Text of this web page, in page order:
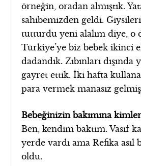
örneğin, oradan almıştık.
sahibemizden geldi.
tutturdu yeni alalım diye, o
Türkiye’ye biz bebek ikinci
dadandık. Zıbınları
gayret ettik. İki hafta
para vermek manasız
Bebeğinizin bakımına
Ben, kendim baktım. Vasıf
yerde vardı ama Refika asıl
oldu.